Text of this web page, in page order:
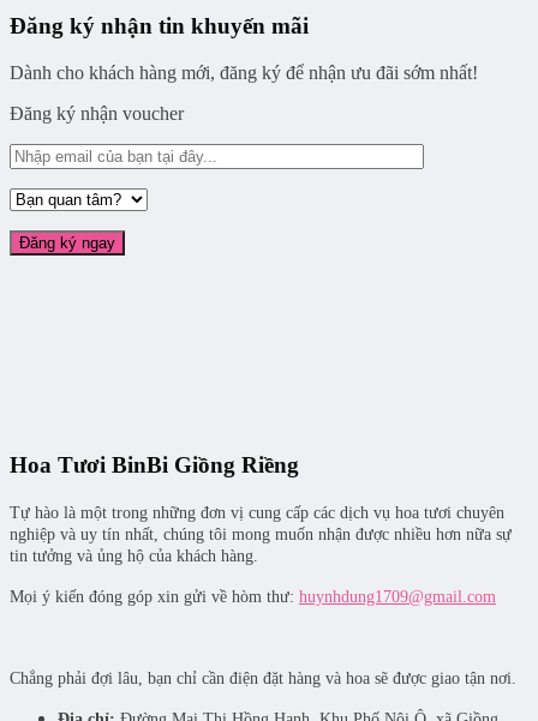
Đăng ký nhận tin khuyến mãi
Dành cho khách hàng mới, đăng ký để nhận ưu đãi sớm nhất!
Đăng ký nhận voucher
Hoa Tươi BinBi Giồng Riềng
Tự hào là một trong những đơn vị cung cấp các dịch vụ hoa tươi chuyên
nghiệp và uy tín nhất, chúng tôi mong muốn nhận được nhiều hơn nữa sự
tin tưởng và ủng hộ của khách hàng.
Mọi ý kiến đóng góp xin gửi về hòm thư: huynhdung1709@gmail.com
Chẳng phải đợi lâu, bạn chỉ cần điện đặt hàng và hoa sẽ được giao tận nơi.